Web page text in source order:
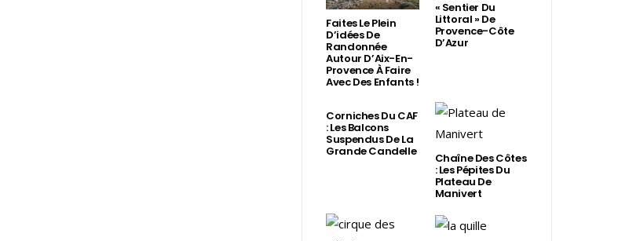
Faites Le Plein
D’idées De
Randonnée
Autour D’Aix-En-
Provence À Faire
Avec Des Enfants !
« Sentier Du
Littoral » De
Provence-Côte
D’Azur
Corniches Du CAF
: Les Balcons
Suspendus De La
Grande Candelle Chaîne Des Côtes
: Les Pépites Du
Plateau De
Manivert